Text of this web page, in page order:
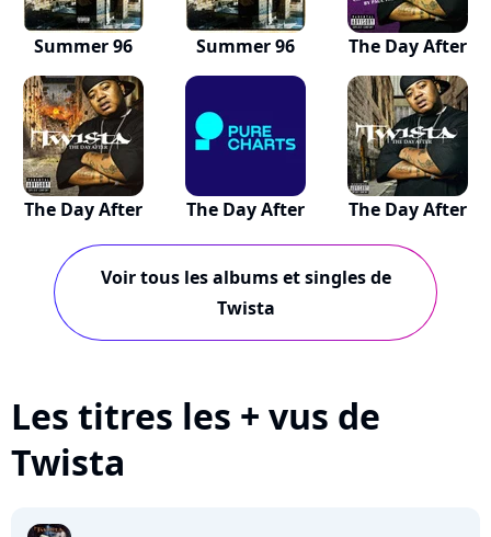
Summer 96 Summer 96 The Day After
The Day After The Day After The Day After
Voir tous les albums et singles de
Twista
Les titres les + vus de
Twista